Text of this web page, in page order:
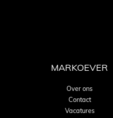
MARKOEVER
Over ons
Contact
Vacatures